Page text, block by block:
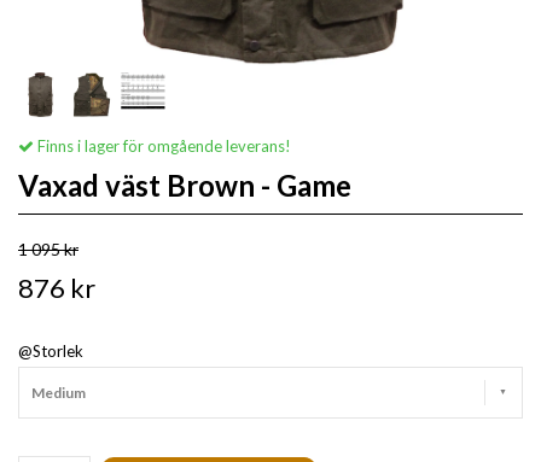
Finns i lager för omgående leverans!
Vaxad väst Brown - Game
1 095 kr
876 kr
@Storlek
Medium